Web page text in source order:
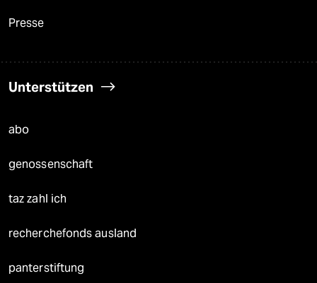
Presse
Unterstützen
abo
genossenschaft
taz zahl ich
recherchefonds ausland
panterstiftung